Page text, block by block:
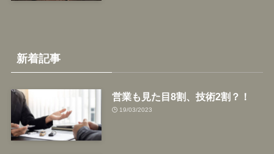
新着記事
営業も見た目8割、技術2割？！
19/03/2023